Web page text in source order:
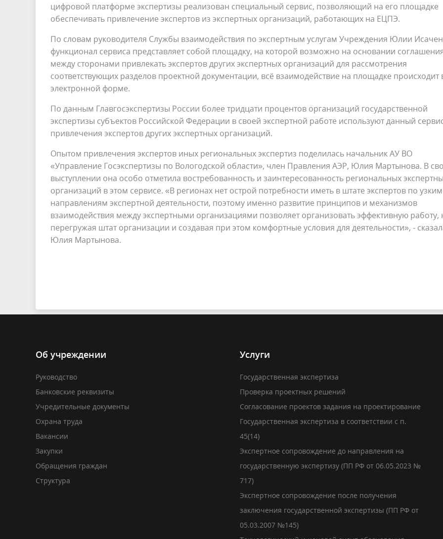
цифровой платформе экспертизы реализован специальный сервис, позволяющий на его площадке
обеспечивать привлечение экспертов из экспертных организаций, работающих на ЕЦПЭ.
По словам руководителя Службы взаимодействия по экспертным услугам Учреждения Юлии
функционал сервиса представляет собой площадку, на которой возможно на основании
между сторонами привлекать экспертов других экспертных организаций для рассмотрения
соответствующих разделов проектной документации, всё взаимодействие на площадке происходит
электронной форме.
По данным Главгосэкспертизы России более тридцати процентов организаций государственной
экспертизы субъектов Российской Федерации в своей экспертной работе используют данный
привлечения экспертов других экспертных организаций.
Опытом привлечения экспертов иных региональных экспертиз поделилась начальник АУ ВО
«Управление Госэкспертизы по Вологодской области», член Правления АЭР, Юлия Мартынова. В
выступлении она особо отметила востребованность и заинтересованность региональных
организаций в этом сервисе. «В регионах нет острой потребности иметь в штате экспертов по узким
направлениям экспертной деятельности, поэтому именно развитие принципов и механизмов
взаимодействия между экспертными организациями позволяет организовать эффективную работу,
перегружая штат организации и создавая при этом комфортные условия для деятельности», -
Юлия Мартынова.
Об учреждении
Руководство
Банковские реквизиты
Учредительные документы
Охрана труда
Вакансии
Закупки
Обращения граждан
Структура
Услуги
Государственная экспертиза
Проверка проектных решений
Согласование проектов задания на проектирование
Государственная экспертиза в соответствии с п.
45(14)
Экспертное сопровождение до направления на
государственную экспертизу (ПП РФ от 06.05.2023 №
717)
Экспертное сопровождение после получения
заключения государственной экспертизы (ПП РФ от
05.03.2007 №145)